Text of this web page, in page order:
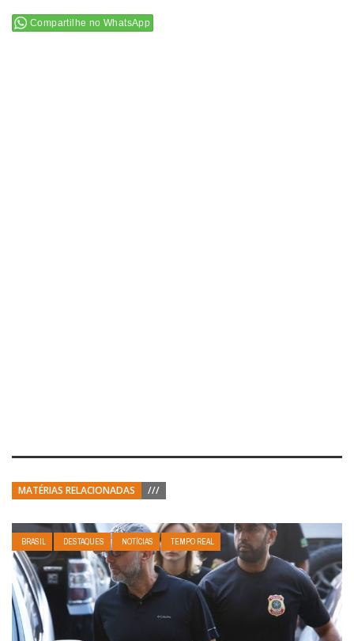
Compartilhe no WhatsApp
MATÉRIAS RELACIONADAS ///
BRASIL DESTAQUES NOTÍCIAS TEMPO REAL